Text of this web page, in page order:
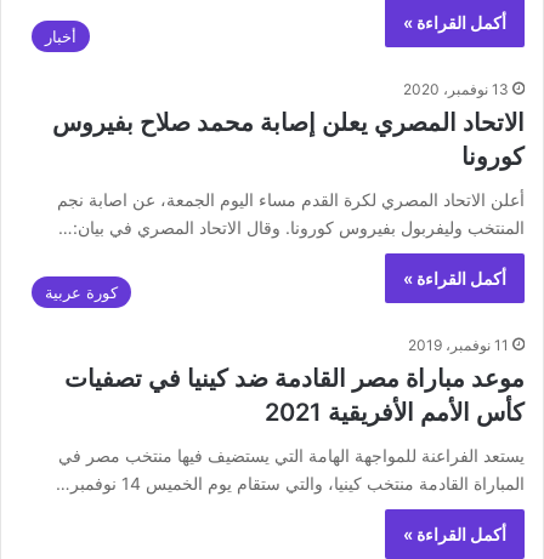
أكمل القراءة »
أخبار
13 نوفمبر، 2020
الاتحاد المصري يعلن إصابة محمد صلاح بفيروس
كورونا
أعلن الاتحاد المصري لكرة القدم مساء اليوم الجمعة، عن اصابة نجم
المنتخب وليفربول بفيروس كورونا. وقال الاتحاد المصري في بيان:…
أكمل القراءة »
كورة عربية
11 نوفمبر، 2019
موعد مباراة مصر القادمة ضد كينيا في تصفيات
كأس الأمم الأفريقية 2021
يستعد الفراعنة للمواجهة الهامة التي يستضيف فيها منتخب مصر في
المباراة القادمة منتخب كينيا، والتي ستقام يوم الخميس 14 نوفمبر…
أكمل القراءة »